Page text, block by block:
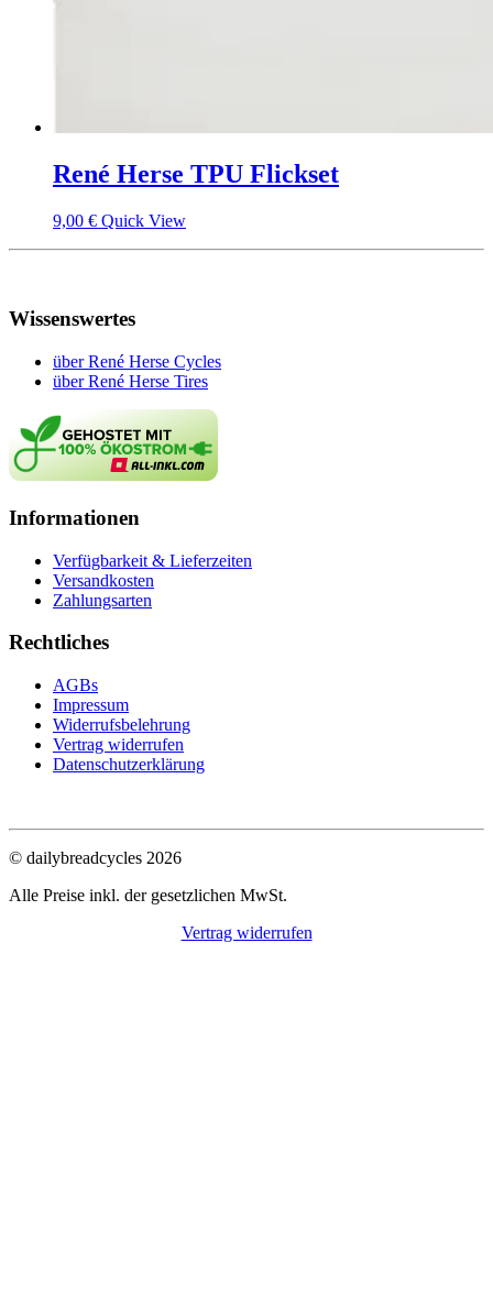
René Herse TPU Flickset
9,00 € Quick View
Wissenswertes
über René Herse Cycles
über René Herse Tires
Informationen
Verfügbarkeit & Lieferzeiten
Versandkosten
Zahlungsarten
Rechtliches
AGBs
Impressum
Widerrufsbelehrung
Vertrag widerrufen
Datenschutzerklärung
© dailybreadcycles 2026
Alle Preise inkl. der gesetzlichen MwSt.
Vertrag widerrufen